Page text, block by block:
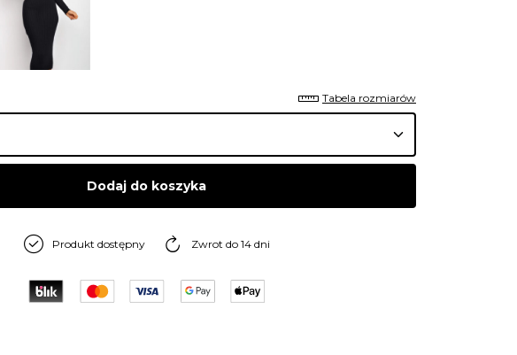
Tabela rozmiarów
Dodaj do koszyka
Produkt dostępny Zwrot do 14 dni